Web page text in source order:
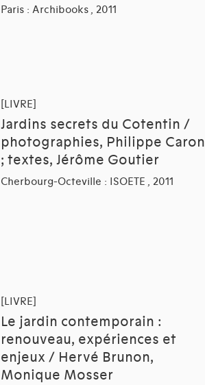
Paris : Archibooks , 2011
[LIVRE]
Jardins secrets du Cotentin /
photographies, Philippe Caron
; textes, Jérôme Goutier
Cherbourg-Octeville : ISOETE , 2011
[LIVRE]
Le jardin contemporain :
renouveau, expériences et
enjeux / Hervé Brunon,
Monique Mosser